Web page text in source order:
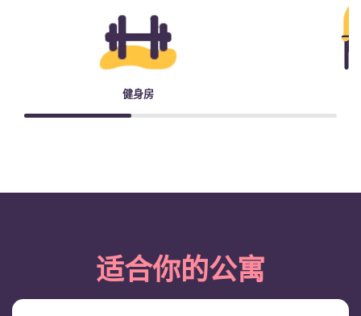
健身房
适合你的公寓